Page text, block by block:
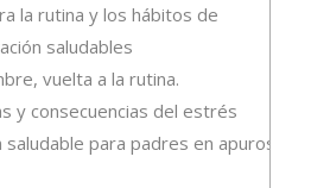
la rutina y los hábitos de
saludables
vuelta a la rutina.
y consecuencias del estrés
saludable para padres en apuros, la